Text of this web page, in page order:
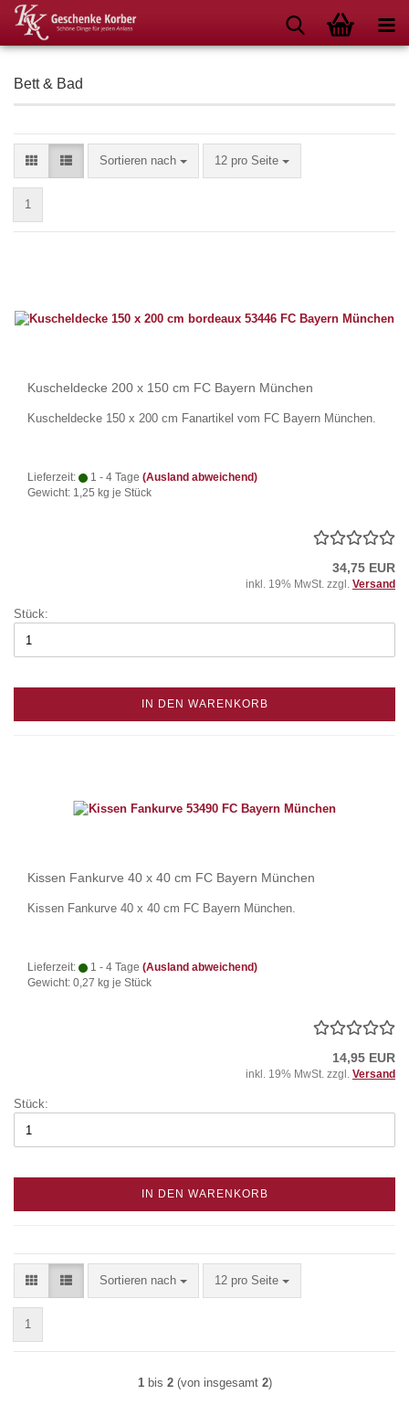
Bett & Bad
Sortieren nach
Sortieren nach 12 pro Seite
pro Seite
1
Kuscheldecke 200 x 150 cm FC Bayern München
Kuscheldecke 150 x 200 cm Fanartikel vom FC Bayern München.
Lieferzeit: 1 - 4 Tage (Ausland abweichend)
Gewicht: 1,25 kg je Stück
34,75 EUR
inkl. 19% MwSt. zzgl. Versand
Stück:
IN DEN WARENKORB
Kissen Fankurve 40 x 40 cm FC Bayern München
Kissen Fankurve 40 x 40 cm FC Bayern München.
Lieferzeit: 1 - 4 Tage (Ausland abweichend)
Gewicht: 0,27 kg je Stück
14,95 EUR
inkl. 19% MwSt. zzgl. Versand
Stück:
IN DEN WARENKORB
Sortieren nach
Sortieren nach 12 pro Seite
pro Seite
1
1bis 2(von insgesamt 2)